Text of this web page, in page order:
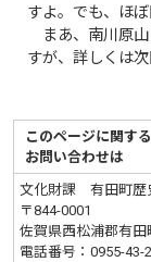
すよ。でも、ほ
まあ、南川原山
すが、詳しくは
このページに関する
お問い合わせは
文化財課 有田町歴
〒844-0001
佐賀県西松浦郡有
電話番号：0955-43-